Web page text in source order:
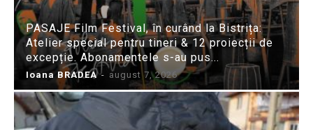
PASAJE Film Festival, în curând la Bistrița:
Atelier special pentru tineri & 12 proiecții de
excepție. Abonamentele s-au pus...
Ioana BRADEA - august 7, 2026